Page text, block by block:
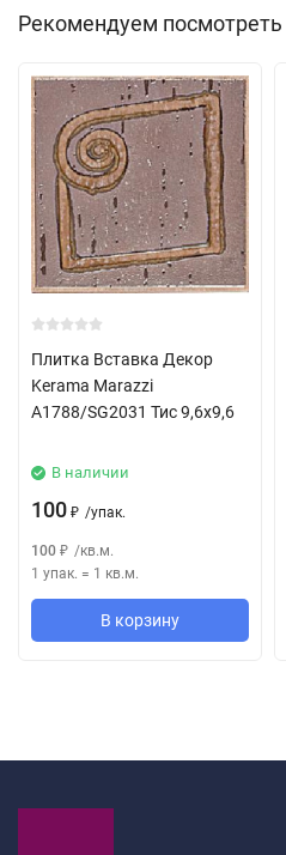
Рекомендуем посмотреть
Плитка Вставка Декор
Kerama Marazzi
А1788/SG2031 Тис 9,6х9,6
В наличии
100 ₽ /упак.
100 ₽ /кв.м.
1 упак. = 1 кв.м.
В корзину